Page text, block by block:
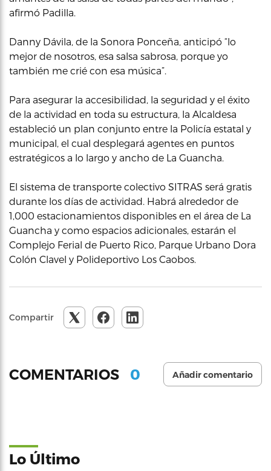
afirmó Padilla.
Danny Dávila, de la Sonora Ponceña, anticipó “lo
mejor de nosotros, esa salsa sabrosa, porque yo
también me crié con esa música”.
Para asegurar la accesibilidad, la seguridad y el éxito
de la actividad en toda su estructura, la Alcaldesa
estableció un plan conjunto entre la Policía estatal y
municipal, el cual desplegará agentes en puntos
estratégicos a lo largo y ancho de La Guancha.
El sistema de transporte colectivo SITRAS será gratis
durante los días de actividad. Habrá alrededor de
1,000 estacionamientos disponibles en el área de La
Guancha y como espacios adicionales, estarán el
Complejo Ferial de Puerto Rico, Parque Urbano Dora
Colón Clavel y Polideportivo Los Caobos.
Compartir
COMENTARIOS 0 Añadir comentario
Lo Último